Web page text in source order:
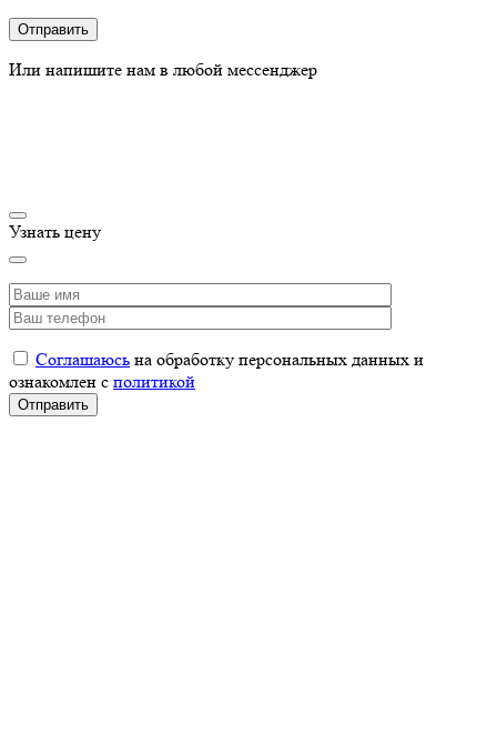
Или напишите нам в любой мессенджер
Узнать цену
Соглашаюсь на обработку персональных данных и
ознакомлен с политикой